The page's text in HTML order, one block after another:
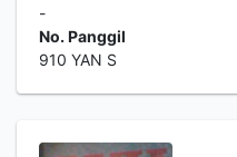
-
No. Panggil
910 YAN S